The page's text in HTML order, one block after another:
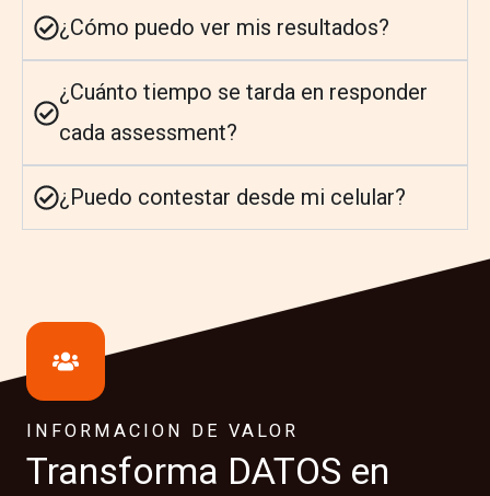
¿Cómo puedo ver mis resultados?
¿Cuánto tiempo se tarda en responder
cada assessment?
¿Puedo contestar desde mi celular?
INFORMACION DE VALOR
Transforma DATOS en